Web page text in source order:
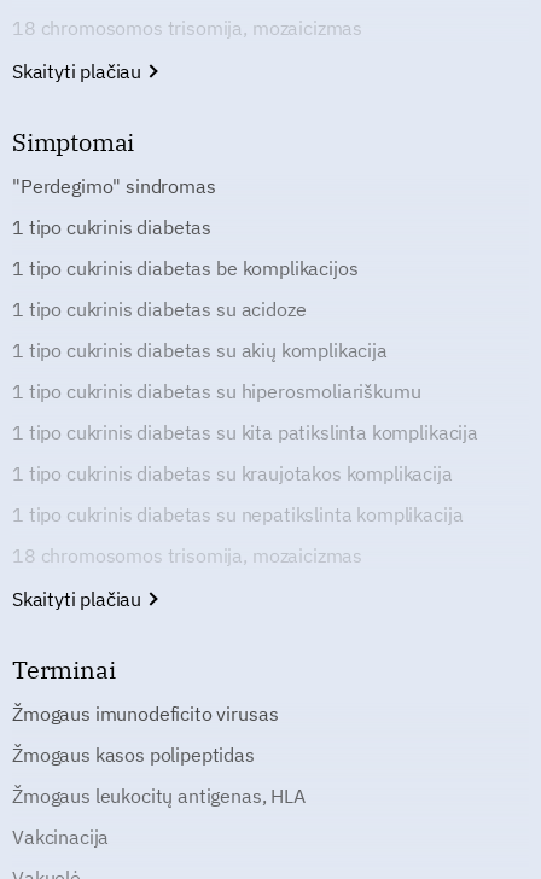
18 chromosomos trisomija, mozaicizmas
Skaityti plačiau
Simptomai
"Perdegimo" sindromas
1 tipo cukrinis diabetas
1 tipo cukrinis diabetas be komplikacijos
1 tipo cukrinis diabetas su acidoze
1 tipo cukrinis diabetas su akių komplikacija
1 tipo cukrinis diabetas su hiperosmoliariškumu
1 tipo cukrinis diabetas su kita patikslinta komplikacija
1 tipo cukrinis diabetas su kraujotakos komplikacija
1 tipo cukrinis diabetas su nepatikslinta komplikacija
18 chromosomos trisomija, mozaicizmas
Skaityti plačiau
Terminai
Žmogaus imunodeficito virusas
Žmogaus kasos polipeptidas
Žmogaus leukocitų antigenas, HLA
Vakcinacija